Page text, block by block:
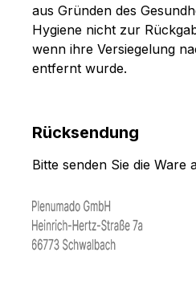
aus Gründen des
Hygiene nicht zur
wenn ihre Versiegelung
entfernt wurde.
Rücksendung
Bitte senden Sie die Ware